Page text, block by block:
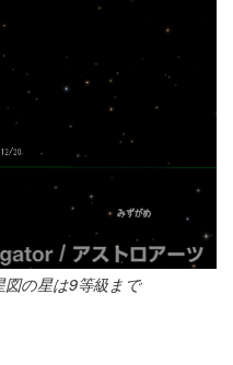
図の星は9等級まで